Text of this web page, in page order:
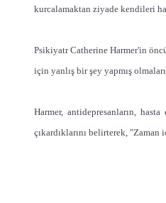
kurcalamaktan ziyade kendileri
Psikiyatr Catherine Harmer'in
için yanlış bir şey yapmış
Harmer, antidepresanların,
çıkardıklarını belirterek,